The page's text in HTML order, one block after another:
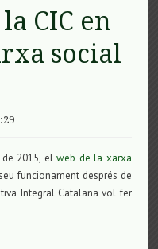
CIC en
social
de 2015, elweb de la xarxa
funcionament després de
Integral Catalana vol fer